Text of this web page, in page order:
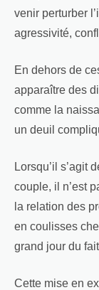
venir perturber
agressivité,
En dehors de
apparaître des
comme la
un deuil
Lorsqu’il s’agit
couple, il n’est
la relation des
en coulisses
grand jour du
Cette mise en